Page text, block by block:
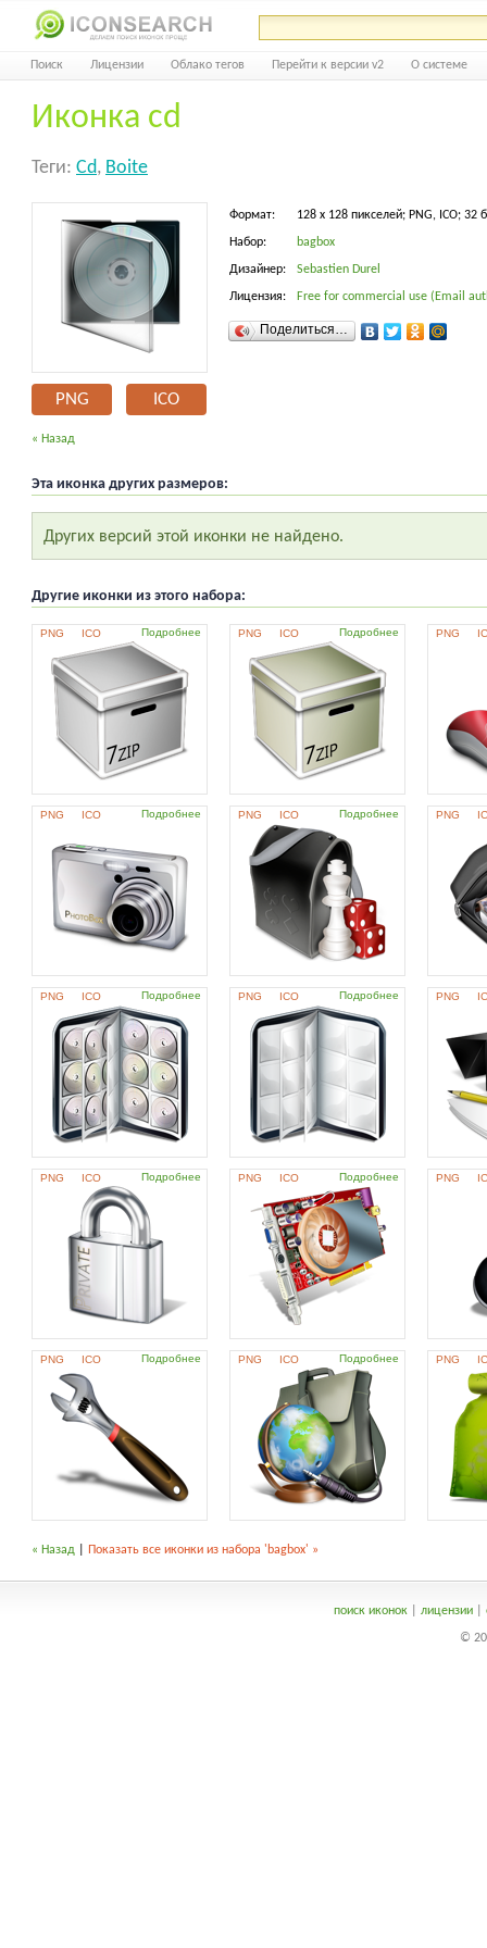
Поиск Лицензии Облако тегов Перейти к версии v2 О системе
Иконка cd
Теги: Cd, Boite
PNG ICO
Формат: 128 x 128 пикселей; PNG, ICO; 32
Набор: bagbox
Дизайнер: Sebastien Durel
Лицензия: Free for commercial use (Email
Поделиться…
« Назад
Эта иконка других размеров:
Других версий этой иконки не найдено.
Другие иконки из этого набора:
PNG ICO Подробнее PNG ICO Подробнее PNG
PNG ICO Подробнее PNG ICO Подробнее PNG
PNG ICO Подробнее PNG ICO Подробнее PNG
PNG ICO Подробнее PNG ICO Подробнее PNG
PNG ICO Подробнее PNG ICO Подробнее PNG
« Назад Показать все иконки из набора 'bagbox' »
поиск иконок| лицензии|
©